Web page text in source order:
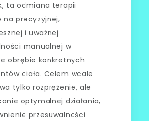
ta odmiana terapii
na precyzyjnej,
i uważnej
manualnej w
obrębie konkretnych
ciała. Celem wcale
tylko rozprężenie, ale
optymalnej działania,
przesuwalności